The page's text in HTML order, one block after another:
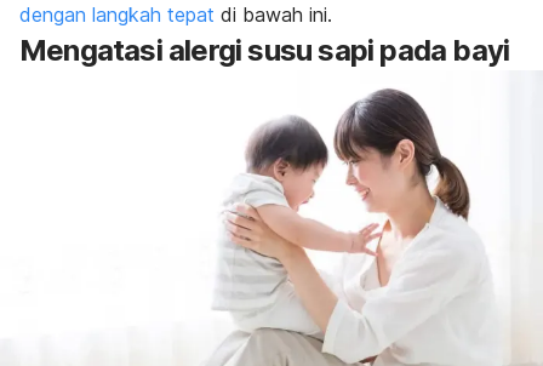
dengan langkah tepat di bawah ini.
Mengatasi alergi susu sapi pada bayi